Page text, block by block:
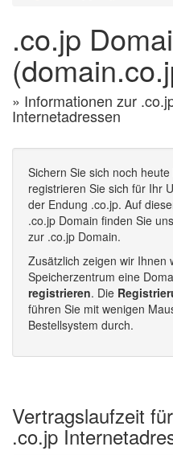
.co.jp
» Informationen zur
Internetadressen
Sichern Sie sich noch
registrieren Sie sich für Ihr
der Endung .co.jp. Auf
.co.jp Domain finden Sie
zur .co.jp Domain.
Zusätzlich zeigen wir Ihnen
Speicherzentrum eine
registrieren. Die
führen Sie mit wenigen
Bestellsystem durch.
Vertragslaufzeit
.co.jp